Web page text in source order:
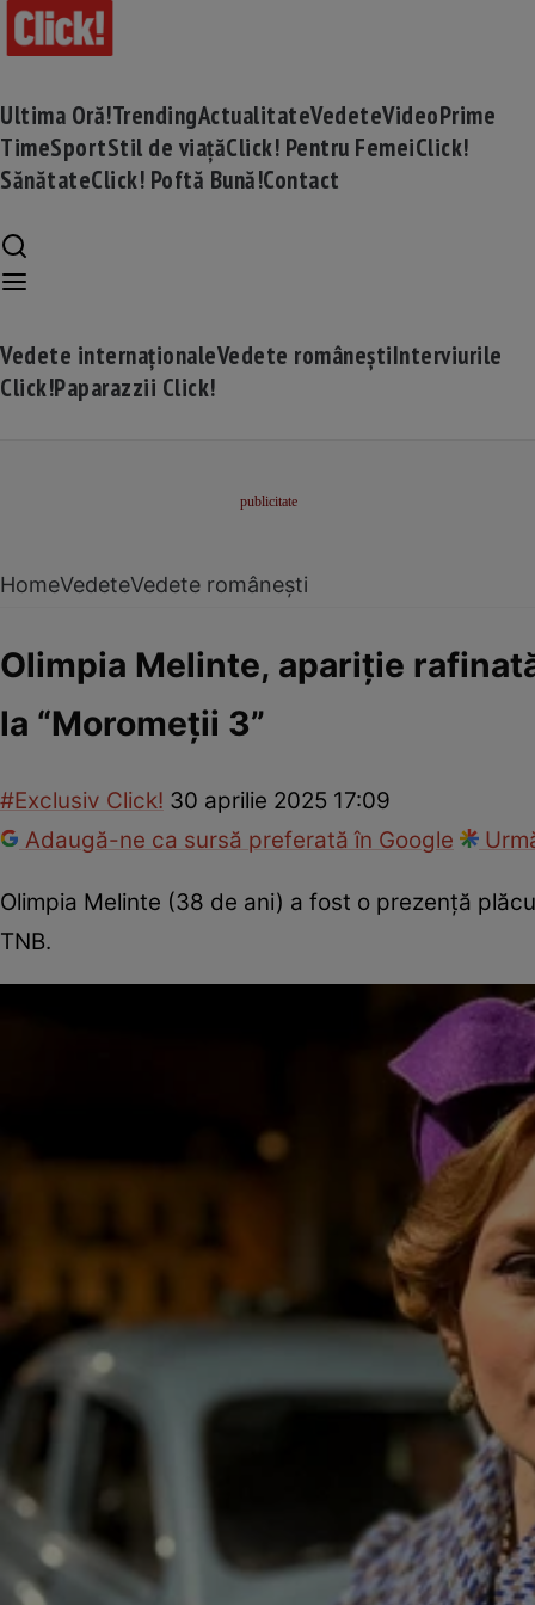
Ultima Oră!TrendingActualitateVedeteVideoPrime
TimeSportStil de viațăClick! Pentru FemeiClick!
SănătateClick! Poftă Bună!Contact
Vedete internaționaleVedete româneștiInterviurile
Click!Paparazzii Click!
HomeVedeteVedete românești
Olimpia Melinte, apariție
la “Moromeții 3”
#Exclusiv Click! 30 aprilie 2025 17:09
Adaugă-ne ca sursă preferată în Google
Olimpia Melinte (38 de ani) a fost o prezență
TNB.